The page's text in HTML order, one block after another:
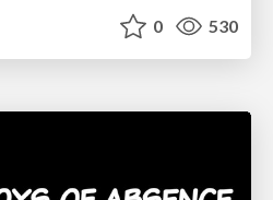
0 530